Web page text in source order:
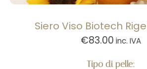
Siero Viso Biotech
€83.00 inc. IVA
Tipo di pelle: